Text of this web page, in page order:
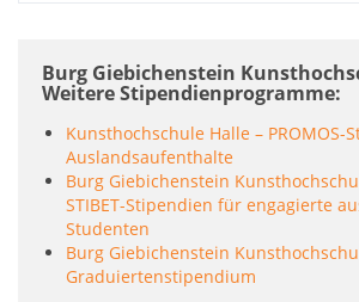
Burg Giebichenstein
Weitere Stipendienprogramme
Kunsthochschule Halle – PROMOS-
Auslandsaufenthalte
Burg Giebichenstein
STIBET-Stipendien für engagierte
Studenten
Burg Giebichenstein
Graduiertenstipendium